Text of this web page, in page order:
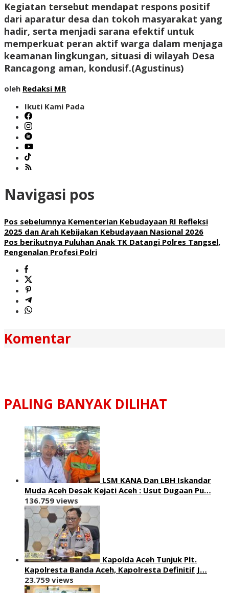
Kegiatan tersebut mendapat respons positif
dari aparatur desa dan tokoh masyarakat yang
hadir, serta menjadi sarana efektif untuk
memperkuat peran aktif warga dalam menjaga
keamanan lingkungan, situasi di wilayah Desa
Rancagong aman, kondusif.(Agustinus)
oleh Redaksi MR
Ikuti Kami Pada
Navigasi pos
Pos sebelumnya Kementerian Kebudayaan RI Refleksi
2025 dan Arah Kebijakan Kebudayaan Nasional 2026
Pos berikutnya Puluhan Anak TK Datangi Polres Tangsel,
Pengenalan Profesi Polri
Komentar
PALING BANYAK DILIHAT
LSM KANA Dan LBH Iskandar
Muda Aceh Desak Kejati Aceh : Usut Dugaan Pu…
136.759 views
Kapolda Aceh Tunjuk Plt.
Kapolresta Banda Aceh, Kapolresta Definitif J…
23.759 views